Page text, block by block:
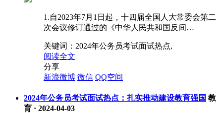
1.自2023年7月1日起，十四届全国人大常委会第二
次会议修订通过的《中华人民共和国反间…
关键词： 2024年公务员考试面试热点,
阅读全文
分享
新浪微博 微信 QQ空间
2024年公务员考试面试热点：扎实推动建设教育强国 教
育 · 2024-04-03